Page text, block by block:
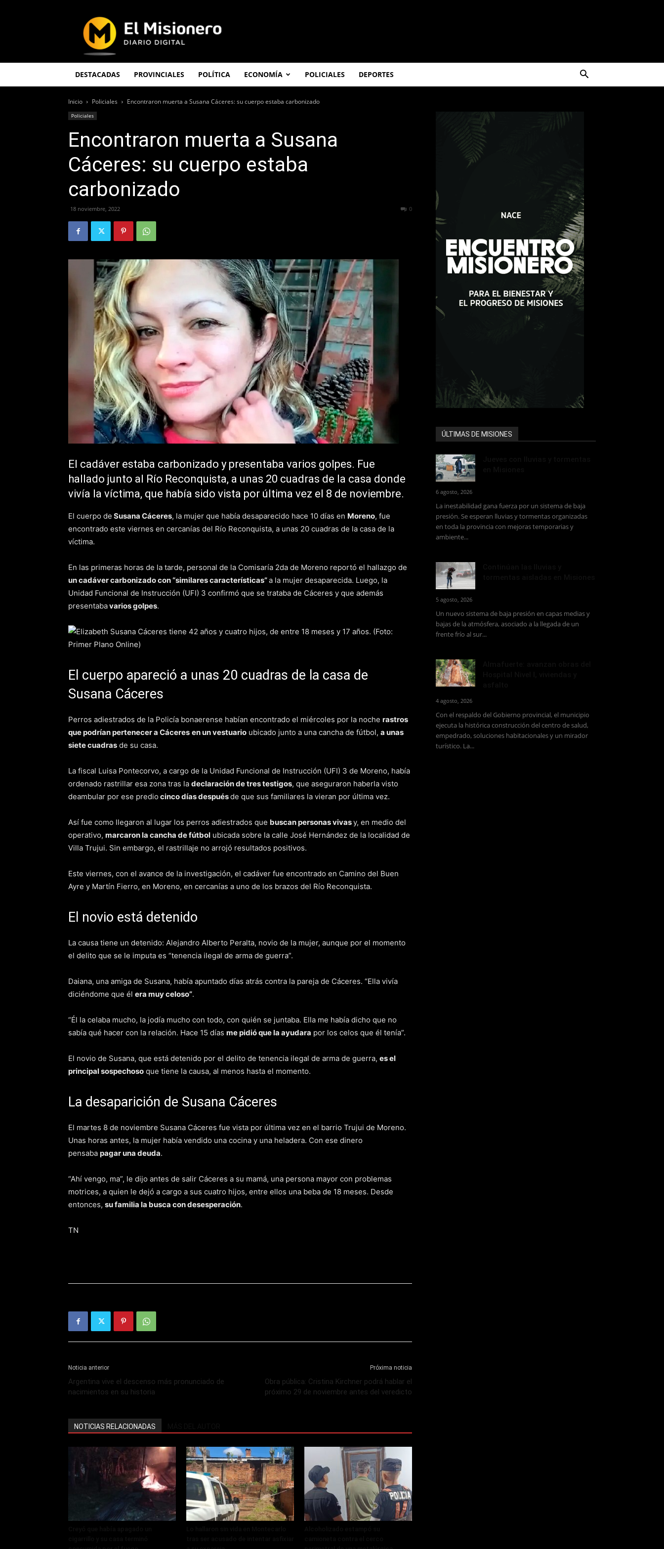
Misionero
DESTACADAS PROVINCIALES POLÍTICA ECONOMÍA POLICIALES DEPORTES
Inicio Policiales Encontraron muerta a Susana Cáceres: su cuerpo estaba carbonizado
Policiales
Encontraron muerta a Susana
Cáceres: su cuerpo estaba
carbonizado
18 noviembre, 2022 0
El cadáver estaba carbonizado y presentaba varios golpes. Fue
hallado junto al Río Reconquista, a unas 20 cuadras de la casa donde
vivía la víctima, que había sido vista por última vez el 8 de noviembre.
El cuerpo de Susana Cáceres, la mujer que había desaparecido hace 10 días en Moreno, fue
encontrado este viernes en cercanías del Río Reconquista, a unas 20 cuadras de la casa de la
víctima.
En las primeras horas de la tarde, personal de la Comisaría 2da de Moreno reportó el hallazgo de
un cadáver carbonizado con “similares características”a la mujer desaparecida. Luego, la
Unidad Funcional de Instrucción (UFI) 3 confirmó que se trataba de Cáceres y que además
presentabavarios golpes.
El cuerpo apareció a unas 20 cuadras de la casa de
Susana Cáceres
Perros adiestrados de la Policía bonaerense habían encontrado el miércoles por la noche rastros
que podrían pertenecer a Cáceres en un vestuario ubicado junto a una cancha de fútbol, a unas
siete cuadras de su casa.
La fiscal Luisa Pontecorvo, a cargo de la Unidad Funcional de Instrucción (UFI) 3 de Moreno, había
ordenado rastrillar esa zona tras la declaración de tres testigos, que aseguraron haberla visto
deambular por ese predio cinco días despuésde que sus familiares la vieran por última vez.
Así fue como llegaron al lugar los perros adiestrados que buscan personas vivasy, en medio del
operativo, marcaron la cancha de fútbol ubicada sobre la calle José Hernández de la localidad de
Villa Trujui. Sin embargo, el rastrillaje no arrojó resultados positivos.
Este viernes, con el avance de la investigación, el cadáver fue encontrado en Camino del Buen
Ayre y Martín Fierro, en Moreno, en cercanías a uno de los brazos del Río Reconquista.
El novio está detenido
La causa tiene un detenido: Alejandro Alberto Peralta, novio de la mujer, aunque por el momento
el delito que se le imputa es “tenencia ilegal de arma de guerra”.
Daiana, una amiga de Susana, había apuntado días atrás contra la pareja de Cáceres. “Ella vivía
diciéndome que él era muy celoso”.
“Él la celaba mucho, la jodía mucho con todo, con quién se juntaba. Ella me había dicho que no
sabía qué hacer con la relación. Hace 15 días me pidió que la ayudara por los celos que él tenía”.
El novio de Susana, que está detenido por el delito de tenencia ilegal de arma de guerra, es el
principal sospechoso que tiene la causa, al menos hasta el momento.
La desaparición de Susana Cáceres
El martes 8 de noviembre Susana Cáceres fue vista por última vez en el barrio Trujui de Moreno.
Unas horas antes, la mujer había vendido una cocina y una heladera. Con ese dinero
pensaba pagar una deuda.
“Ahí vengo, ma”, le dijo antes de salir Cáceres a su mamá, una persona mayor con problemas
motrices, a quien le dejó a cargo a sus cuatro hijos, entre ellos una beba de 18 meses. Desde
entonces, su familia la busca con desesperación.
TN
Noticia anterior
Argentina vive el descenso más pronunciado de
nacimientos en su historia
Próxima noticia
Obra pública: Cristina Kirchner podrá hablar el
próximo 29 de noviembre antes del veredicto
NOTICIAS RELACIONADAS
ÚLTIMAS DE MISIONES
6 agosto, 2026
La inestabilidad gana fuerza por un sistema de baja
presión. Se esperan lluvias y tormentas organizadas
en toda la provincia con mejoras temporarias y
ambiente...
5 agosto, 2026
Un nuevo sistema de baja presión en capas medias y
bajas de la atmósfera, asociado a la llegada de un
frente frío al sur...
4 agosto, 2026
Con el respaldo del Gobierno provincial, el municipio
ejecuta la histórica construcción del centro de salud,
empedrado, soluciones habitacionales y un mirador
turístico. La...